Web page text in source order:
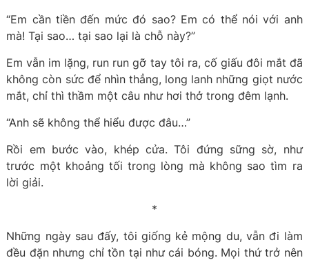
“Em cần tiền đến mức đó sao? Em có thể nói với anh
mà! Tại sao… tại sao lại là chỗ này?”
Em vẫn im lặng, run run gỡ tay tôi ra, cố giấu đôi mắt đã
không còn sức để nhìn thẳng, long lanh những giọt nước
mắt, chỉ thì thầm một câu như hơi thở trong đêm lạnh.
“Anh sẽ không thể hiểu được đâu…”
Rồi em bước vào, khép cửa. Tôi đứng sững sờ, như
trước một khoảng tối trong lòng mà không sao tìm ra
lời giải.
*
Những ngày sau đấy, tôi giống kẻ mộng du, vẫn đi làm
đều đặn nhưng chỉ tồn tại như cái bóng. Mọi thứ trở nên